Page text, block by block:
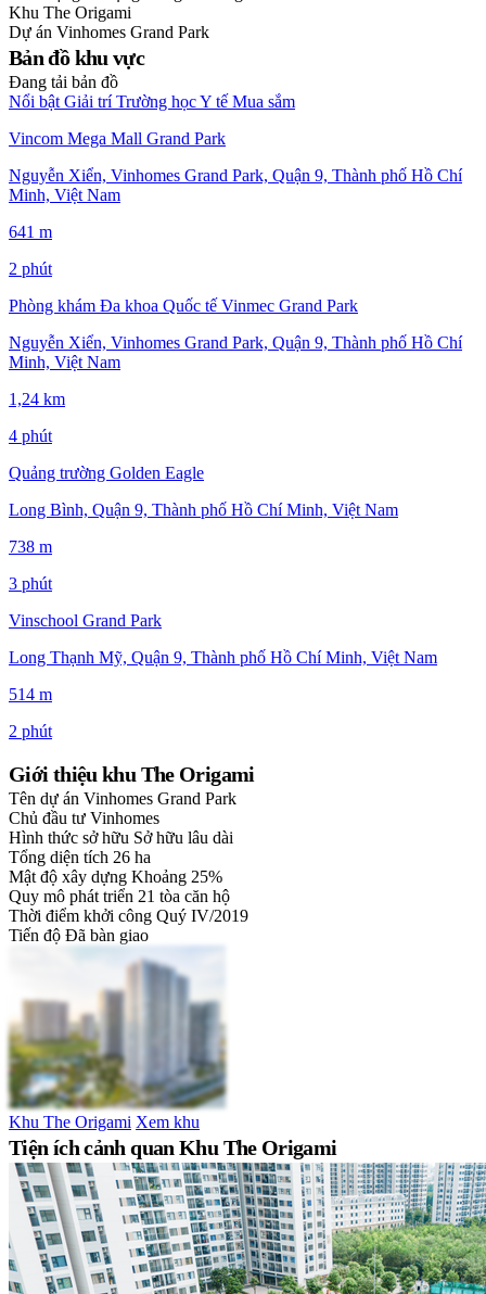
Khu The Origami
Dự án Vinhomes Grand Park
Bản đồ khu vực
Đang tải bản đồ
Nổi bật Giải trí Trường họcY tế Mua sắm
Vincom Mega Mall Grand Park
Nguyễn Xiển, Vinhomes Grand Park, Quận 9, Thành phố Hồ Chí
Minh, Việt Nam
641 m
2 phút
Phòng khám Đa khoa Quốc tế Vinmec Grand Park
Nguyễn Xiển, Vinhomes Grand Park, Quận 9, Thành phố Hồ Chí
Minh, Việt Nam
1,24 km
4 phút
Quảng trường Golden Eagle
Long Bình, Quận 9, Thành phố Hồ Chí Minh, Việt Nam
738 m
3 phút
Vinschool Grand Park
Long Thạnh Mỹ, Quận 9, Thành phố Hồ Chí Minh, Việt Nam
514 m
2 phút
Giới thiệu khu The Origami
Tên dự án Vinhomes Grand Park
Chủ đầu tư Vinhomes
Hình thức sở hữu Sở hữu lâu dài
Tổng diện tích 26 ha
Mật độ xây dựng Khoảng 25%
Quy mô phát triển 21 tòa căn hộ
Thời điểm khởi công Quý IV/2019
Tiến độ Đã bàn giao
Khu The Origami Xem khu
Tiện ích cảnh quan Khu The Origami